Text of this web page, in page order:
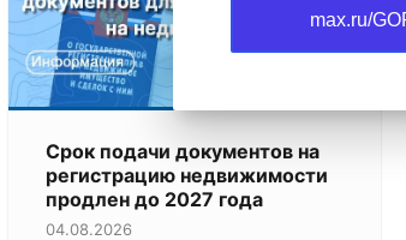
Срок подачи документов на
регистрацию недвижимости
продлен до 2027 года
04.08.2026
max.ru/